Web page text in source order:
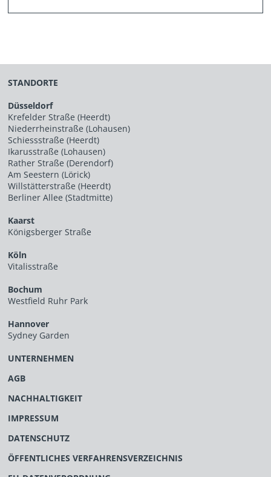
STANDORTE
Düsseldorf
Krefelder Straße (Heerdt)
Niederrheinstraße (Lohausen)
Schiessstraße (Heerdt)
Ikarusstraße (Lohausen)
Rather Straße (Derendorf)
Am Seestern (Lörick)
Willstätterstraße (Heerdt)
Berliner Allee (Stadtmitte)
Kaarst
Königsberger Straße
Köln
Vitalisstraße
Bochum
Westfield Ruhr Park
Hannover
Sydney Garden
UNTERNEHMEN
AGB
NACHHALTIGKEIT
IMPRESSUM
DATENSCHUTZ
ÖFFENTLICHES VERFAHRENSVERZEICHNIS